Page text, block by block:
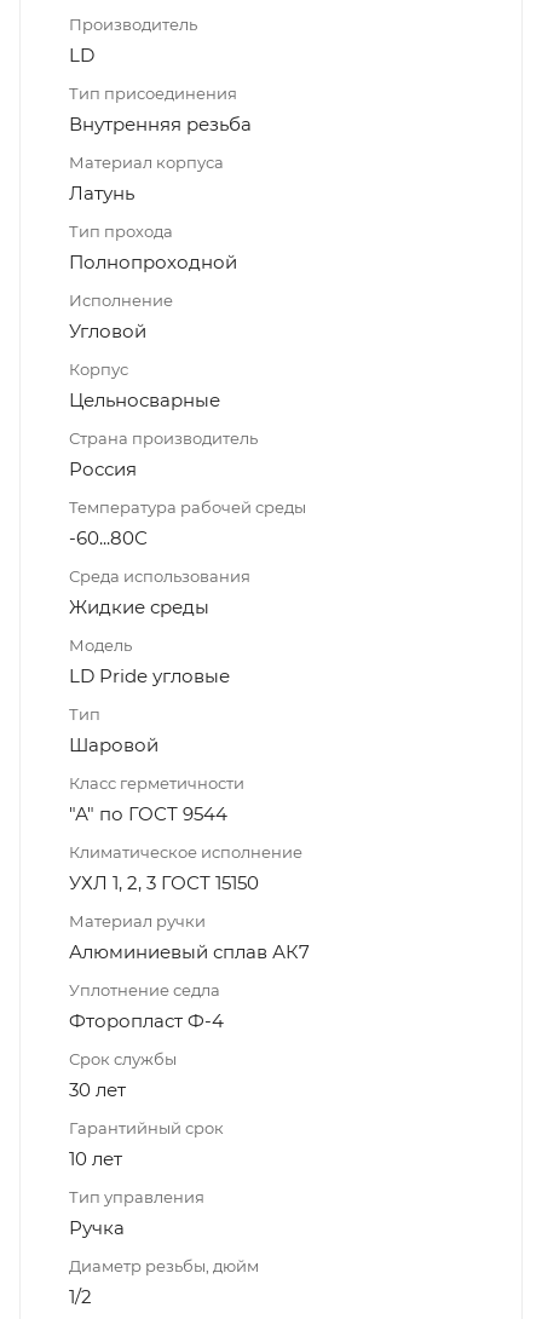
Производитель
LD
Тип присоединения
Внутренняя резьба
Материал корпуса
Латунь
Тип прохода
Полнопроходной
Исполнение
Угловой
Корпус
Цельносварные
Страна производитель
Россия
Температура рабочей среды
-60...80С
Среда использования
Жидкие среды
Модель
LD Pride угловые
Тип
Шаровой
Класс герметичности
"А" по ГОСТ 9544
Климатическое исполнение
УХЛ 1, 2, 3 ГОСТ 15150
Материал ручки
Алюминиевый сплав АК7
Уплотнение седла
Фторопласт Ф-4
Срок службы
30 лет
Гарантийный срок
10 лет
Тип управления
Ручка
Диаметр резьбы, дюйм
1/2